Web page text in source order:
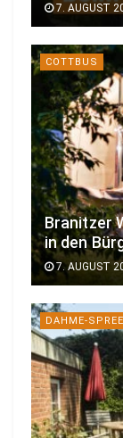
7. AUGUST
COTTBUS
Branitzer
in den
7. AUGUST
DAHME-